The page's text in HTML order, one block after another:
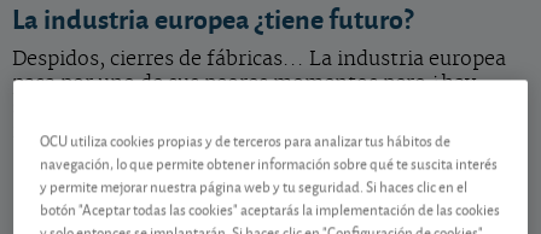
La industria europea ¿tiene futuro?
Despidos, cierres de fábricas... La industria europea
pasa por uno de sus peores momentos pero ¿hay
invertir en medio de este negro panorama?
Contenido reservado a SOCIOS
OCU utiliza cookies propias y de terceros para analizar tus hábitos de
navegación, lo que permite obtener información sobre qué te suscita interés
y permite mejorar nuestra página web y tu seguridad. Si haces clic en el
botón "Aceptar todas las cookies" aceptarás la implementación de las cookies